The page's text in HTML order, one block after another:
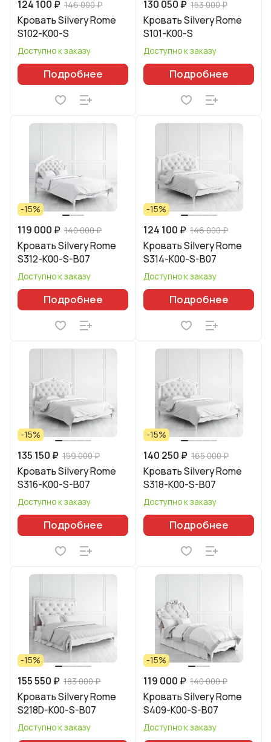
124 100 ₽ 146 000 ₽
Кровать Silvery Rome
S102-K00-S
Доступно к заказу
Подробнее
130 050 ₽ 153 000 ₽
Кровать Silvery Rome
S101-K00-S
Доступно к заказу
Подробнее
-15%
119 000 ₽ 140 000 ₽
Кровать Silvery Rome
S312-K00-S-B07
Доступно к заказу
Подробнее
-15%
124 100 ₽ 146 000 ₽
Кровать Silvery Rome
S314-K00-S-B07
Доступно к заказу
Подробнее
-15%
135 150 ₽ 159 000 ₽
Кровать Silvery Rome
S316-K00-S-B07
Доступно к заказу
Подробнее
-15%
140 250 ₽ 165 000 ₽
Кровать Silvery Rome
S318-K00-S-B07
Доступно к заказу
Подробнее
-15%
155 550 ₽ 183 000 ₽
Кровать Silvery Rome
S218D-K00-S-B07
Доступно к заказу
-15%
119 000 ₽ 140 000 ₽
Кровать Silvery Rome
S409-K00-S-B07
Доступно к заказу